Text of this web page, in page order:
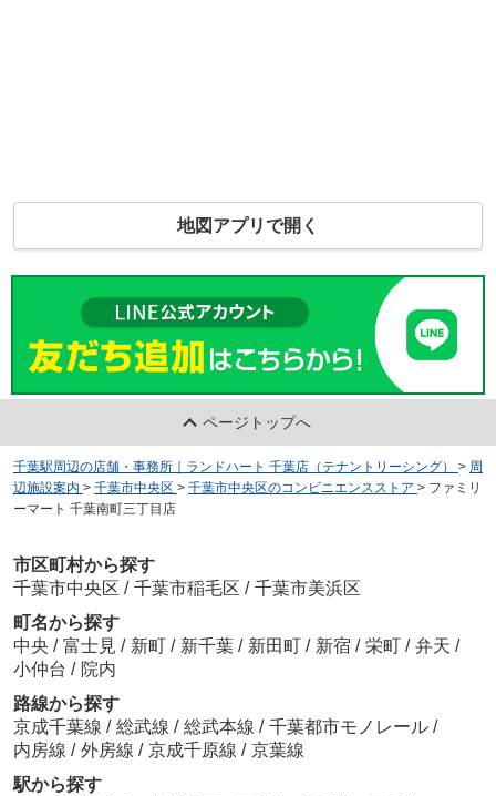
地図アプリで開く
ページトップへ
千葉駅周辺の店舗・事務所｜ランドハート 千葉店（テナントリーシング） > 周
辺施設案内 > 千葉市中央区 > 千葉市中央区のコンビニエンスストア > ファミリ
ーマート 千葉南町三丁目店
市区町村から探す
千葉市中央区 / 千葉市稲毛区 / 千葉市美浜区
町名から探す
中央 / 富士見 / 新町 / 新千葉 / 新田町 / 新宿 / 栄町 / 弁天 /
小仲台 / 院内
路線から探す
京成千葉線 / 総武線 / 総武本線 / 千葉都市モノレール /
内房線 / 外房線 / 京成千原線 / 京葉線
駅から探す